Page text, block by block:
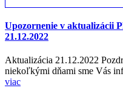
Upozornenie v aktualizácii
21.12.2022
Aktualizácia 21.12.2022
niekoľkými dňami sme Vás
viac